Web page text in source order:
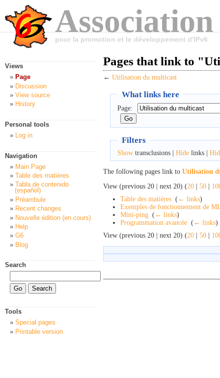
pour la promotion et le développement d'IPv6
Pages that link to
← Utilisation du multicast
What links here
Page:
Filters
Showtransclusions | Hidelinks |
The following pages link to Utilisation
View (previous 20 | next 20) (20 | 50 |
Table des matières ( ← links)
Exemples de fonctionnement de
Mini-ping ( ← links)
Programmation avancée ( ← links)
View (previous 20 | next 20) (20 | 50 |
Views
Page
Discussion
View source
History
Personal tools
Log in
Navigation
Main Page
Table des matières
Tabla de contenido
(español)
Préambule
Recent changes
Nouvelle édition (en cours)
Help
G6
Blog
Search
Tools
Special pages
Printable version